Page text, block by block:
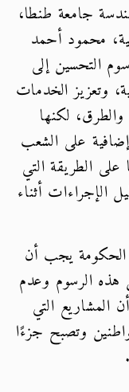
جامعة طنطا،
محمود أحمد
التحسين إلى
وتعزيز الخدمات
لكنها
على الشعب
الطريقة التي
الإجراءات أثناء
الحكومة يجب أن
الرسوم وعدم
التي
وتصبح جزءًا